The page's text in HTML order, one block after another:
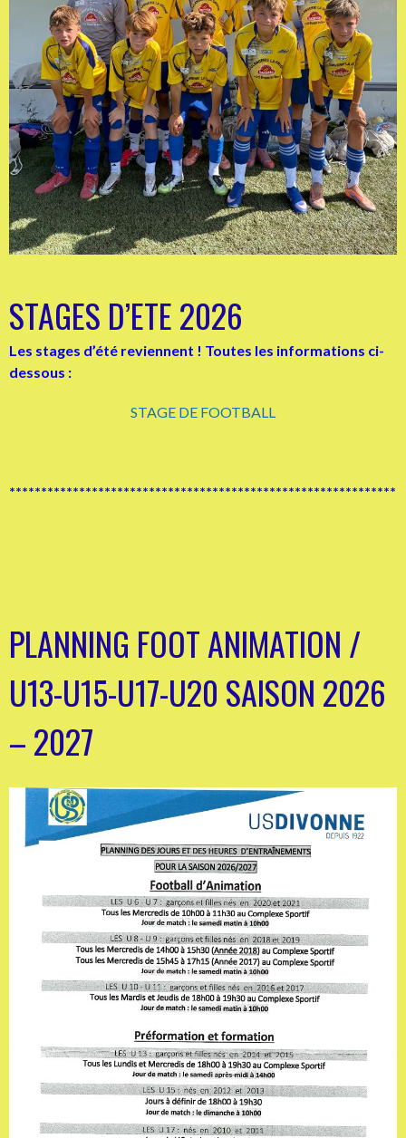
STAGES D’ETE 2026
Les stages d’été reviennent ! Toutes les informations ci-
dessous :
STAGE DE FOOTBALL
PLANNING FOOT ANIMATION /
U13-U15-U17-U20 SAISON 2026
– 2027